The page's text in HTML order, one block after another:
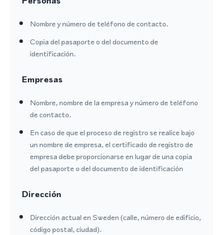
Nombre y número de teléfono de contacto.
Copia del pasaporte o del documento de
identificación.
Empresas
Nombre, nombre de la empresa y número de teléfono
de contacto.
En caso de que el proceso de registro se realice bajo
un nombre de empresa, el certificado de registro de
empresa debe proporcionarse en lugar de una copia
del pasaporte o del documento de identificación
Dirección
Dirección actual en Sweden (calle, número de edificio,
código postal, ciudad).